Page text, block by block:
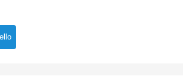
Incasso e Superficie 1100 lumen quantità